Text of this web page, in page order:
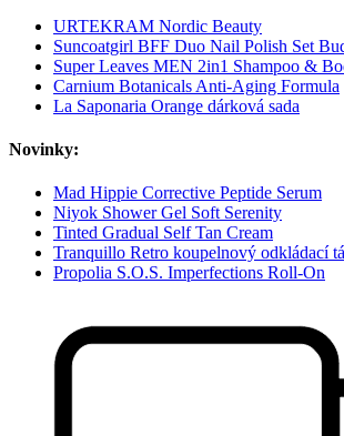
URTEKRAM Nordic Beauty
Suncoatgirl BFF Duo Nail Polish Set
Super Leaves MEN 2in1 Shampoo &
Carnium Botanicals Anti-Aging Formula
La Saponaria Orange dárková sada
Novinky:
Mad Hippie Corrective Peptide Serum
Niyok Shower Gel Soft Serenity
Tinted Gradual Self Tan Cream
Tranquillo Retro koupelnový odkládací
Propolia S.O.S. Imperfections Roll-On